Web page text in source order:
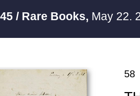
/ Rare Books, May 22.
58